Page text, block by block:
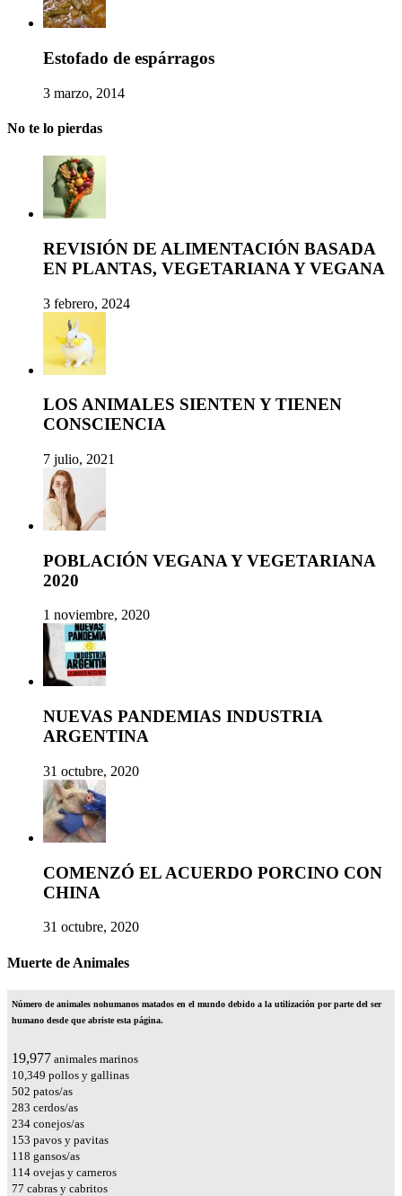
Estofado de espárragos
3 marzo, 2014
No te lo pierdas
REVISIÓN DE ALIMENTACIÓN BASADA
EN PLANTAS, VEGETARIANA Y VEGANA
3 febrero, 2024
LOS ANIMALES SIENTEN Y TIENEN
CONSCIENCIA
7 julio, 2021
POBLACIÓN VEGANA Y VEGETARIANA
2020
1 noviembre, 2020
NUEVAS PANDEMIAS INDUSTRIA
ARGENTINA
31 octubre, 2020
COMENZÓ EL ACUERDO PORCINO CON
CHINA
31 octubre, 2020
Muerte de Animales
Número de animales nohumanos matados en el mundo debido a la utilización por parte del ser
humano desde que abriste esta página.
23,545 animales marinos
12,197 pollos y gallinas
592 patos/as
334 cerdos/as
275 conejos/as
181 pavos y pavitas
139 gansos/as
135 ovejas y carneros
90 cabras y cabritos